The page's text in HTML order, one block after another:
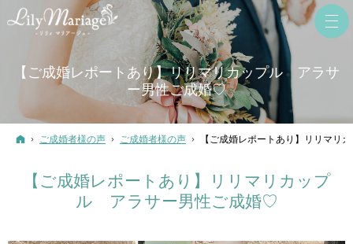
【ご成婚レポートあり】リリマリカップル アラサ
ー男性ご成婚♡
ホーム
ご成婚者様の声 ご成婚者様の声 【ご成婚レポートあり】リリマ
【ご成婚レポートあり】リリマリカップ
ル アラサー男性ご成婚♡